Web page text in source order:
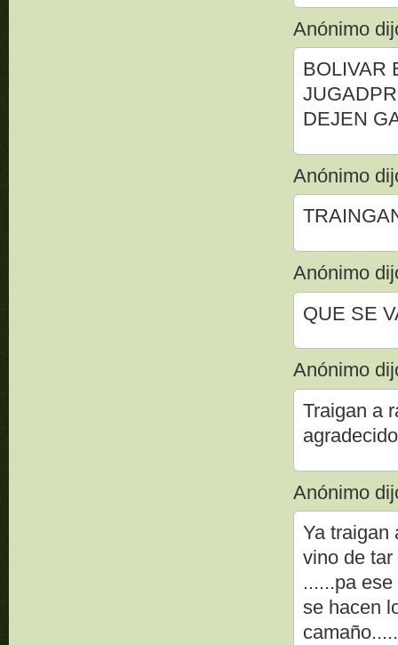
Anónimo
BOLIVAR
DEJEN
Anónimo
Anónimo
QUE SE
Anónimo
Traigan a
Anónimo
Ya traigan
vino de
......pa
se hacen